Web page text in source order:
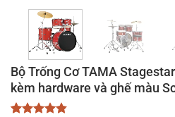
Bộ Trống Cơ TAMA
kèm hardware và ghế màu